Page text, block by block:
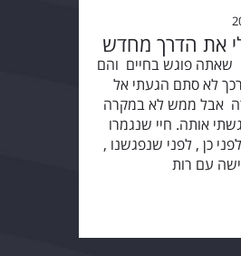
את הדרך מחדש
שאתה פוגש בחיים והם
לא סתם הגעתי אל
אבל ממש לא במקרה
אותה. חיי שנגמרו
כן , לפני שנפגשנו ,
עם רות